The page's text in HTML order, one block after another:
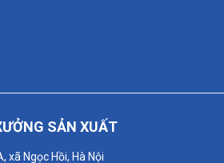
SẢN XUẤT
xã Ngọc Hồi, Hà Nội